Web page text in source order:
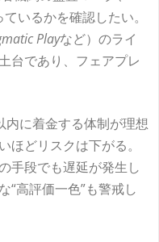
いるかを確認したい。
Playなど）のライ
台であり、フェアプレ
に着金する体制が理想
どリスクは下がる。
手段でも遅延が発生し
“高評価一色”も警戒し